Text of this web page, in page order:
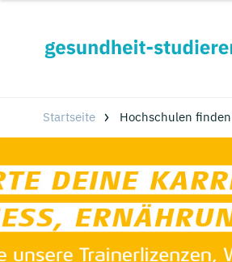
Startseite Hochschulen finden